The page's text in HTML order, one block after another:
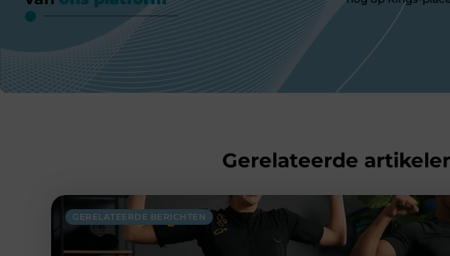
Gerelateerde
GERELATEERDE BERICHTEN